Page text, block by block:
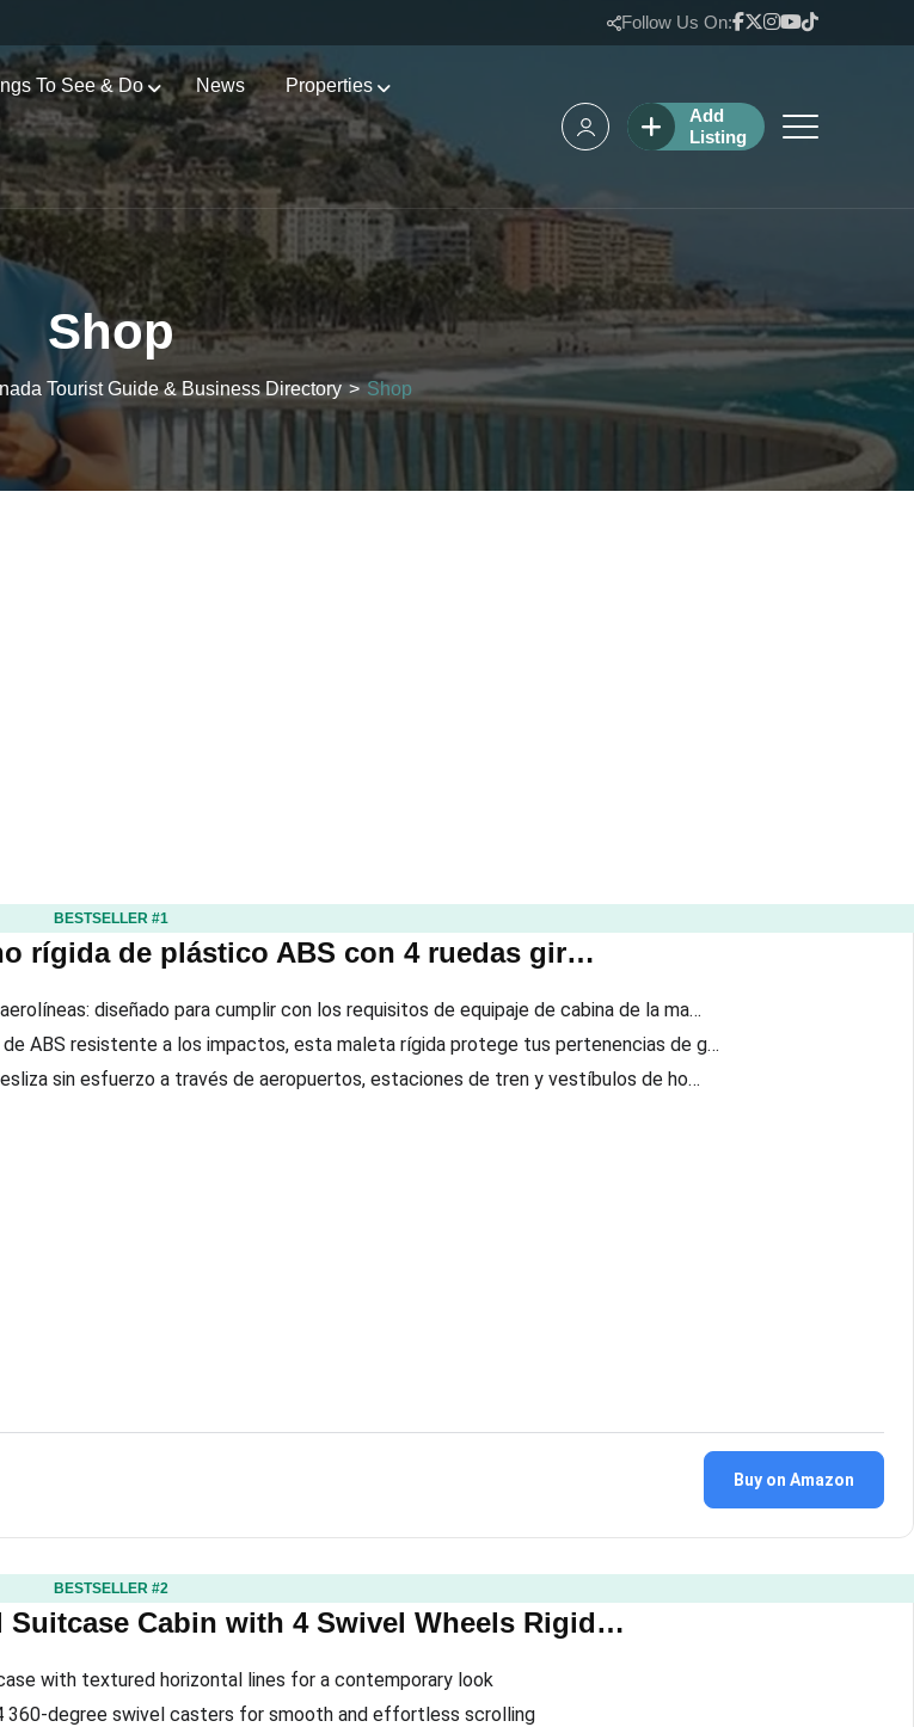
Follow Us On:
To See & Do News Properties
Add
Listing
Shop
Tourist Guide & Business Directory>Shop
BESTSELLER #1
rígida de plástico ABS con 4 ruedas gir…
diseñado para cumplir con los requisitos de equipaje de cabina de la ma…
de ABS resistente a los impactos, esta maleta rígida protege tus pertenencias de g…
sin esfuerzo a través de aeropuertos, estaciones de tren y vestíbulos de ho…
Buy on Amazon
BESTSELLER #2
Suitcase Cabin with 4 Swivel Wheels Rigid…
with textured horizontal lines for a contemporary look
360-degree swivel casters for smooth and effortless scrolling